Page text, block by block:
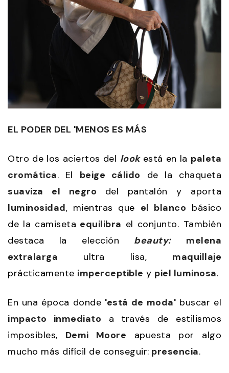
EL PODER DEL 'MENOS ES MÁS
Otro de los aciertos del lookestá en la paleta
cromática. El beige cálido de la chaqueta
suaviza el negro del pantalón y aporta
luminosidad, mientras que el blanco básico
de la camiseta equilibra el conjunto. También
destaca la elección beauty:
melena
extralarga ultra lisa, maquillaje
prácticamente imperceptible y piel luminosa.
En una época donde 'está de moda' buscar el
impacto inmediato a través de estilismos
imposibles, Demi Moore apuesta por algo
mucho más difícil de conseguir: presencia.